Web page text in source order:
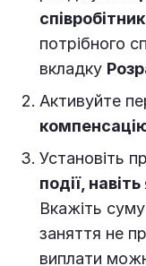
потрібного
вкладку
Активуйте
Установіть
події,
Вкажіть
заняття не
виплати